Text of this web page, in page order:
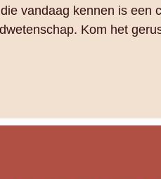
vandaag kennen is een
Kom het